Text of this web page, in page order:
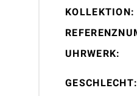
KOLLEKTION:
UHRWERK:
GESCHLECHT: